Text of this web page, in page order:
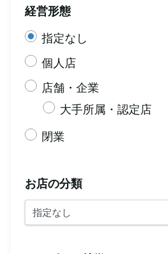
経営形態
指定なし
個人店
店舗・企業
大手所属・認定店
閉業
お店の分類